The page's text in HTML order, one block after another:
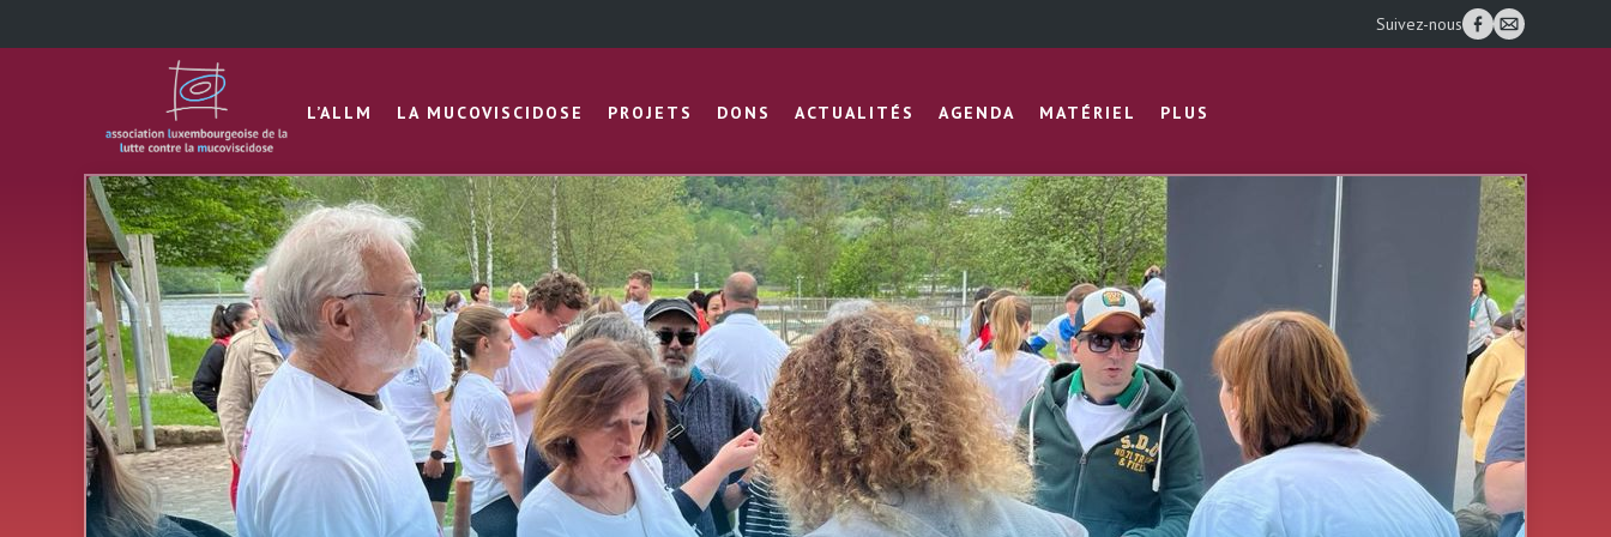
Suivez-nous
L’ALLM LA MUCOVISCIDOSE PROJETS DONS ACTUALITÉS AGENDA MATÉRIEL PLUS